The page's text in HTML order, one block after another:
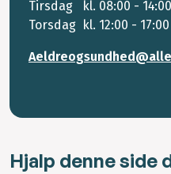
Tirsdag kl. 08:00 - 14:00
Torsdag kl. 12:00 - 17:00
Hjalp denne side